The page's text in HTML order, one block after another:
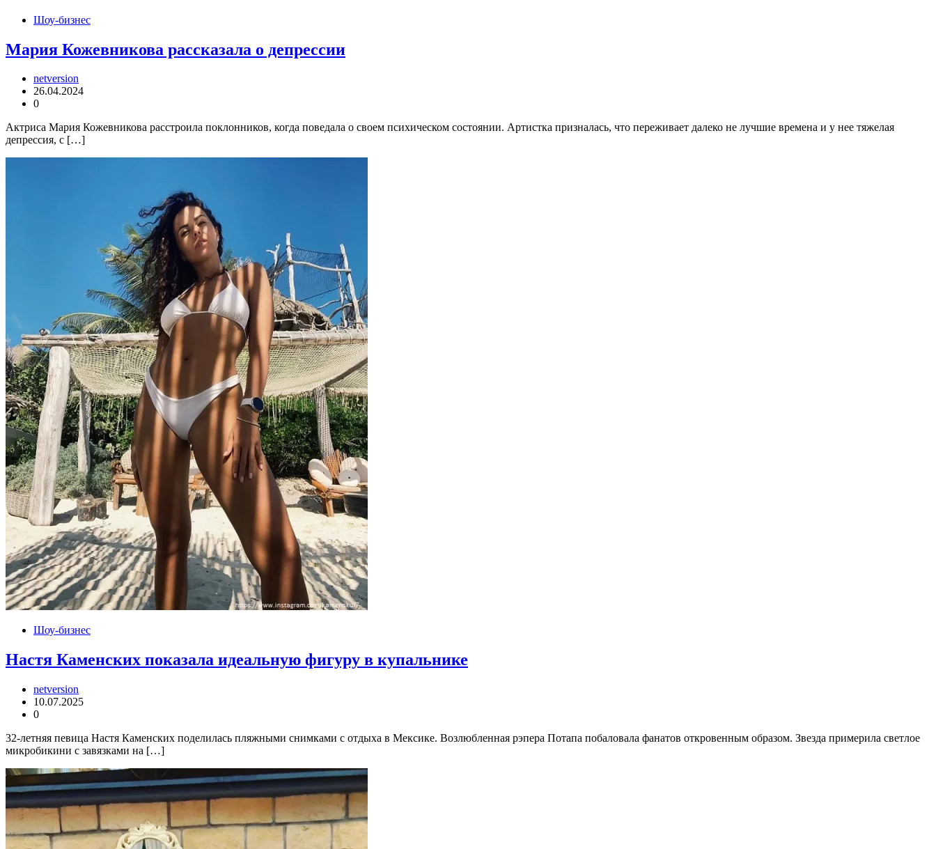
Шоу-бизнес
Мария Кожевникова рассказала о депрессии
netversion
26.04.2024
0
Актриса Мария Кожевникова расстроила поклонников, когда поведала о своем психическом состоянии. Артистка призналась, что переживает далеко не лучшие времена и у нее тяжелая
депрессия, с […]
Шоу-бизнес
Настя Каменских показала идеальную фигуру в купальнике
netversion
10.07.2025
0
32-летняя певица Настя Каменских поделилась пляжными снимками с отдыха в Мексике. Возлюбленная рэпера Потапа побаловала фанатов откровенным образом. Звезда примерила светлое
микробикини с завязками на […]